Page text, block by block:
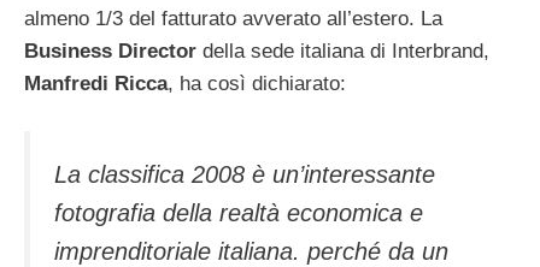
almeno 1/3 del fatturato avverato all’estero. La
Business Director della sede italiana di Interbrand,
Manfredi Ricca, ha così dichiarato:
La classifica 2008 è un’interessante
fotografia della realtà economica e
imprenditoriale italiana. perché da un